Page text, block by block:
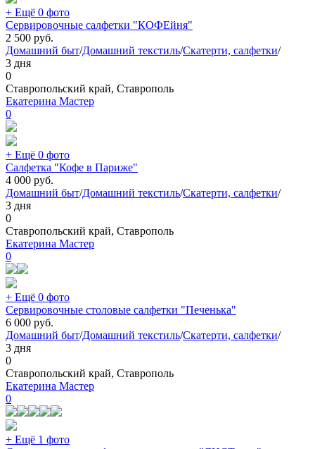
+ Ещё 0 фото
Сервировочные салфетки "КОФЕйня"
2 500 руб.
Домашний быт/Домашний текстиль/Скатерти, салфетки/
3 дня
0
Ставропольский край, Ставрополь
Екатерина Мастер
0
+ Ещё 0 фото
Салфетка "Кофе в Париже"
4 000 руб.
Домашний быт/Домашний текстиль/Скатерти, салфетки/
3 дня
0
Ставропольский край, Ставрополь
Екатерина Мастер
0
+ Ещё 0 фото
Сервировочные столовые салфетки "Печенька"
6 000 руб.
Домашний быт/Домашний текстиль/Скатерти, салфетки/
3 дня
0
Ставропольский край, Ставрополь
Екатерина Мастер
0
+ Ещё 1 фото